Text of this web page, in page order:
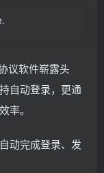
议软件崭露头
自动登录，更通
率。
动完成登录、发